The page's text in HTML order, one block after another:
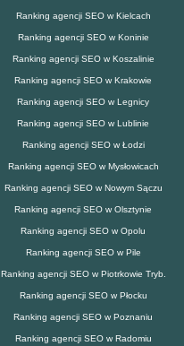
Ranking agencji SEO w Kielcach
Ranking agencji SEO w Koninie
Ranking agencji SEO w Koszalinie
Ranking agencji SEO w Krakowie
Ranking agencji SEO w Legnicy
Ranking agencji SEO w Lublinie
Ranking agencji SEO w Łodzi
Ranking agencji SEO w Mysłowicach
Ranking agencji SEO w Nowym Sączu
Ranking agencji SEO w Olsztynie
Ranking agencji SEO w Opolu
Ranking agencji SEO w Pile
Ranking agencji SEO w Piotrkowie Tryb.
Ranking agencji SEO w Płocku
Ranking agencji SEO w Poznaniu
Ranking agencji SEO w Radomiu